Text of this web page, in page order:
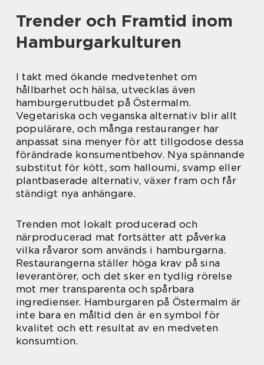
Trender och Framtid inom
Hamburgarkulturen
I takt med ökande medvetenhet om
hållbarhet och hälsa, utvecklas även
hamburgerutbudet på Östermalm.
Vegetariska och veganska alternativ blir allt
populärare, och många restauranger har
anpassat sina menyer för att tillgodose dessa
förändrade konsumentbehov. Nya spännande
substitut för kött, som halloumi, svamp eller
plantbaserade alternativ, växer fram och får
ständigt nya anhängare.
Trenden mot lokalt producerad och
närproducerad mat fortsätter att påverka
vilka råvaror som används i hamburgarna.
Restaurangerna ställer höga krav på sina
leverantörer, och det sker en tydlig rörelse
mot mer transparenta och spårbara
ingredienser. Hamburgaren på Östermalm är
inte bara en måltid den är en symbol för
kvalitet och ett resultat av en medveten
konsumtion.